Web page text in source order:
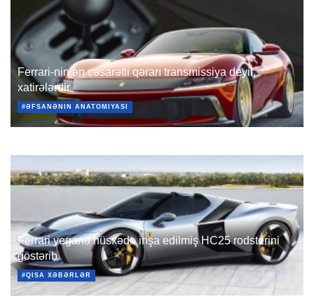
Ferrari-nin ən cəsarətli qərarı transmissiya deyil,
xatirələrdir
#ƏFSANƏNIN ANATOMIYASI
Ferrari yeganə nüsxədə inşa edilmiş HC25 rodsterini
göstərib
#QISA XƏBƏRLƏR